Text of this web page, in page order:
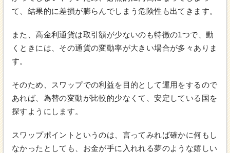
て、結果的に差損が膨らんでしまう危険性も出てきます。
また、高金利通貨は取引額が少ないのも特徴の1つで、動
くときには、その通貨の変動率が大きい場合が多々ありま
す。
そのため、スワップでの利益を目的として運用をするので
あれば、為替の変動が比較的少なくて、安定している国を
探すようにします。
スワップポイントというのは、言ってみれば確かに何もし
なかったとしても、お金が手に入れれる夢のような嬉しい